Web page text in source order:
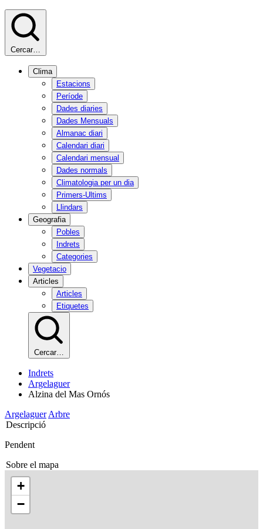
Cercar…
Clima
Estacions
Període
Dades diaries
Dades Mensuals
Almanac diari
Calendari diari
Calendari mensual
Dades normals
Climatologia per un dia
Primers-Ultims
Llindars
Geografia
Pobles
Indrets
Categories
Vegetacio
Articles
Articles
Etiquetes
Cercar…
Indrets
Argelaguer
Alzina del Mas Ornós
Argelaguer Arbre
Descripció
Pendent
Sobre el mapa
+
−